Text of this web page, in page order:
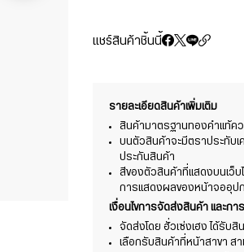
แชร์สินค้าชิ้นนี้
รายละเอียดสินค้าเพิ่มเติม
สินค้ามาตรฐานทองคำแท้ค
บนตัวสินค้าจะมีตราประทับเ
ประกันสินค้า
สีของตัวสินค้าที่แสดงบนเว็บ
การแสดงผลของหน้าจออุป
เงื่อนไขการจัดส่งสินค้า และก
จัดส่งโดย ฮั่วเซ่งเฮง ได้รับสิ
เลือกรับสินค้าที่หน้าสาขา ส